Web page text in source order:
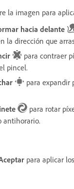
la imagen para
hacia delante
la dirección que
para contraer
pincel.
para expandir
para rotar
antihorario.
para aplicar